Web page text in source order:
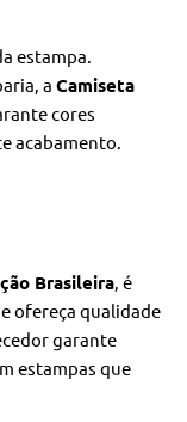
estampa.
aCamiseta
cores
acabamento.
Brasileira, é
ofereça qualidade
garante
estampas que